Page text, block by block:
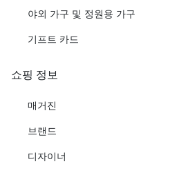
야외 가구 및 정원용 가구
기프트 카드
쇼핑 정보
매거진
브랜드
디자이너